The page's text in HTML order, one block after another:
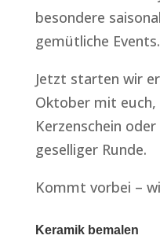
besondere
gemütliche Events.
Jetzt starten wir
Oktober mit
Kerzenschein
geselliger Runde.
Kommt vorbei –
Keramik bemalen